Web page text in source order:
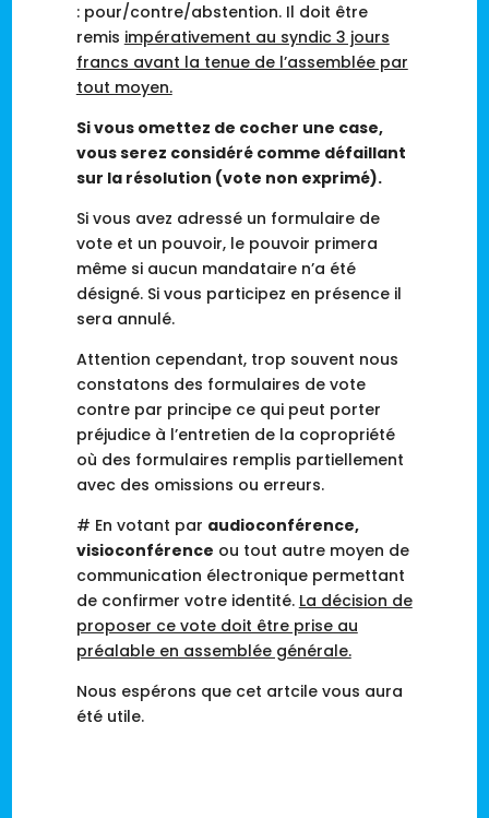
: pour/contre/abstention. Il doit être
remis impérativement au syndic 3 jours
francs avant la tenue de l’assemblée par
tout moyen.
Si vous omettez de cocher une case,
vous serez considéré comme défaillant
sur la résolution (vote non exprimé).
Si vous avez adressé un formulaire de
vote et un pouvoir, le pouvoir primera
même si aucun mandataire n’a été
désigné. Si vous participez en présence il
sera annulé.
Attention cependant, trop souvent nous
constatons des formulaires de vote
contre par principe ce qui peut porter
préjudice à l’entretien de la copropriété
où des formulaires remplis partiellement
avec des omissions ou erreurs.
# En votant par audioconférence,
visioconférence ou tout autre moyen de
communication électronique permettant
de confirmer votre identité. La décision de
proposer ce vote doit être prise au
préalable en assemblée générale.
Nous espérons que cet artcile vous aura
été utile.